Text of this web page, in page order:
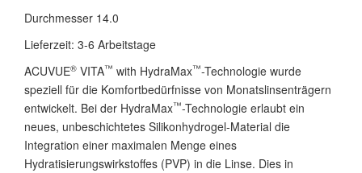
Durchmesser 14.0
Lieferzeit: 3-6 Arbeitstage
ACUVUE® VITA™ with HydraMax™-Technologie wurde
speziell für die Komfortbedürfnisse von Monatslinsenträgern
entwickelt. Bei der HydraMax™-Technologie erlaubt ein
neues, unbeschichtetes Silikonhydrogel-Material die
Integration einer maximalen Menge eines
Hydratisierungswirkstoffes (PVP) in die Linse. Dies in